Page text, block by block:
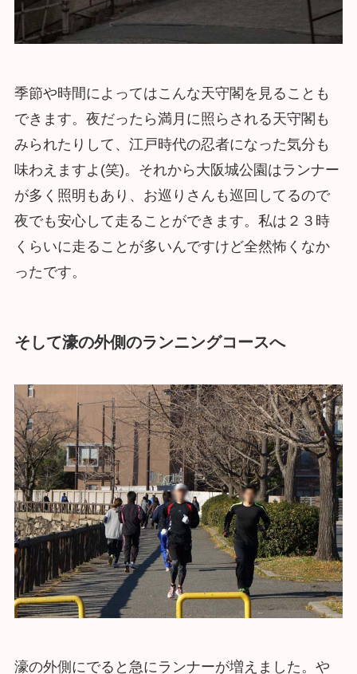
季節や時間によってはこんな天守閣を見ることも
できます。夜だったら満月に照らされる天守閣も
みられたりして、江戸時代の忍者になった気分も
味わえますよ(笑)。それから大阪城公園はランナー
が多く照明もあり、お巡りさんも巡回してるので
夜でも安心して走ることができます。私は２３時
くらいに走ることが多いんですけど全然怖くなか
ったです。
そして濠の外側のランニングコースへ
濠の外側にでると急にランナーが増えました。や